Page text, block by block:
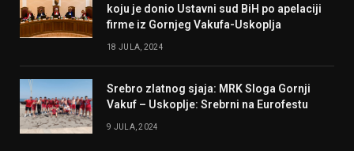
koju je donio Ustavni sud BiH po apelaciji
firme iz Gornjeg Vakufa-Uskoplja
18 JULA, 2024
Srebro zlatnog sjaja: MRK Sloga Gornji
Vakuf – Uskoplje: Srebrni na Eurofestu
9 JULA, 2024